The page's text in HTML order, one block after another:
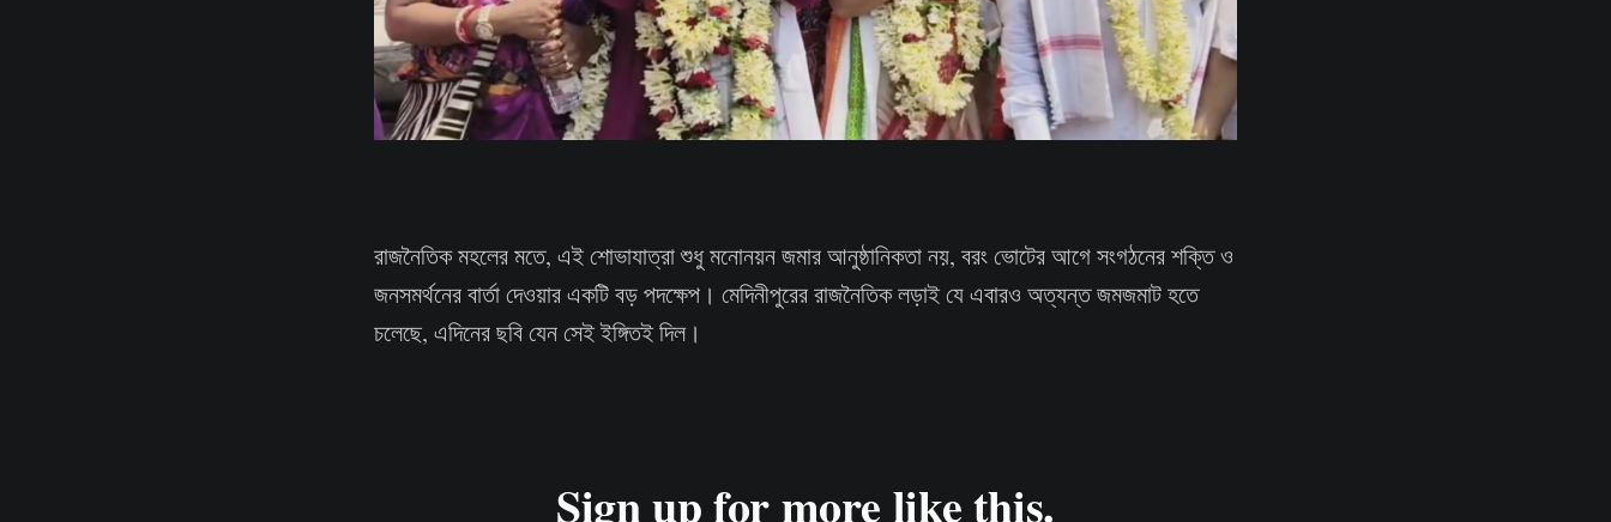
রাজনৈতিক মহলের মতে, এই শোভাযাত্রা শুধু মনোনয়ন জমার আনুষ্ঠানিকতা নয়, বরং ভোটের আগে সংগঠনের শক্তি ও
জনসমর্থনের বার্তা দেওয়ার একটি বড় পদক্ষেপ। মেদিনীপুরের রাজনৈতিক লড়াই যে এবারও অত্যন্ত জমজমাট হতে
চলেছে, এদিনের ছবি যেন সেই ইঙ্গিতই দিল।
Sign up for more like this.